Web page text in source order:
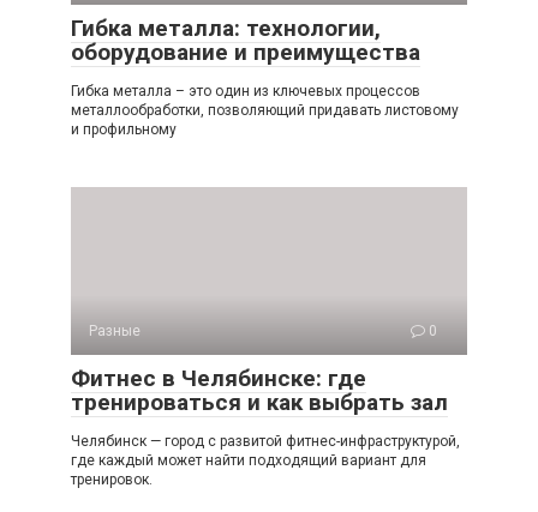
Гибка металла: технологии,
оборудование и преимущества
Гибка металла – это один из ключевых процессов
металлообработки, позволяющий придавать листовому
и профильному
Разные 0
Фитнес в Челябинске: где
тренироваться и как выбрать зал
Челябинск — город с развитой фитнес-инфраструктурой,
где каждый может найти подходящий вариант для
тренировок.